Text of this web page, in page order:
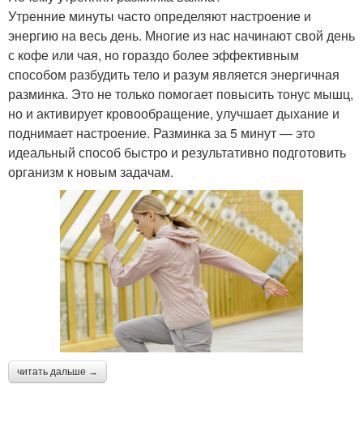
Утренние минуты часто определяют настроение и
энергию на весь день. Многие из нас начинают свой день
с кофе или чая, но гораздо более эффективным
способом разбудить тело и разум является энергичная
разминка. Это не только помогает повысить тонус мышц,
но и активирует кровообращение, улучшает дыхание и
поднимает настроение. Разминка за 5 минут — это
идеальный способ быстро и результативно подготовить
организм к новым задачам.
читать дальше →